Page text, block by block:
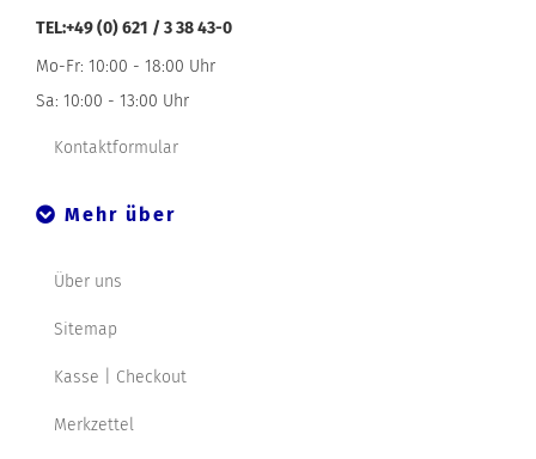
TEL:+49 (0) 621 / 3 38 43-0
Mo-Fr: 10:00 - 18:00 Uhr
Sa: 10:00 - 13:00 Uhr
Kontaktformular
Mehr über
Über uns
Sitemap
Kasse | Checkout
Merkzettel